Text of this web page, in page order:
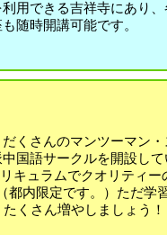
用できる吉祥寺にあり
随時開講可能です。
くさんのマンツーマン
国語サークルを開設し
キュラムでクオリティ
都内限定です。）ただ学
くさん増やしましょう